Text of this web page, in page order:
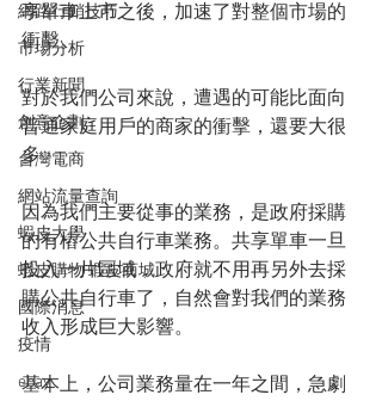
網路行銷技巧
市場分析
行業新聞
創意企劃
台灣電商
網站流量查詢
蝦皮大學
蝦皮購物 蝦皮商城
國際消息
疫情
ebay
享單車上市之後，加速了對整個市場的
衝擊。
對於我們公司來說，遭遇的可能比面向
普通家庭用戶的商家的衝擊，還要大很
多。
因為我們主要從事的業務，是政府採購
的有樁公共自行車業務。共享單車一旦
投入一片區域，政府就不用再另外去採
購公共自行車了，自然會對我們的業務
收入形成巨大影響。
基本上，公司業務量在一年之間，急劇